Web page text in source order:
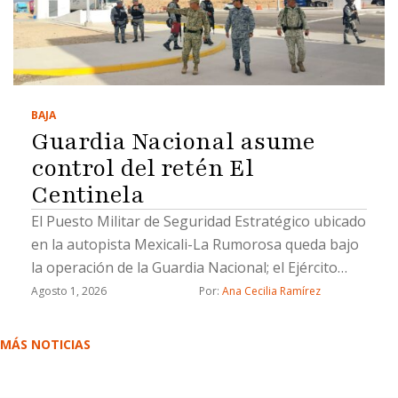
BAJA
Guardia Nacional asume
control del retén El
Centinela
El Puesto Militar de Seguridad Estratégico ubicado
en la autopista Mexicali-La Rumorosa queda bajo
la operación de la Guardia Nacional; el Ejército
brindará apoyo temporal durante la transición
Agosto 1, 2026 Por: Ana Cecilia Ramírez
MÁS NOTICIAS